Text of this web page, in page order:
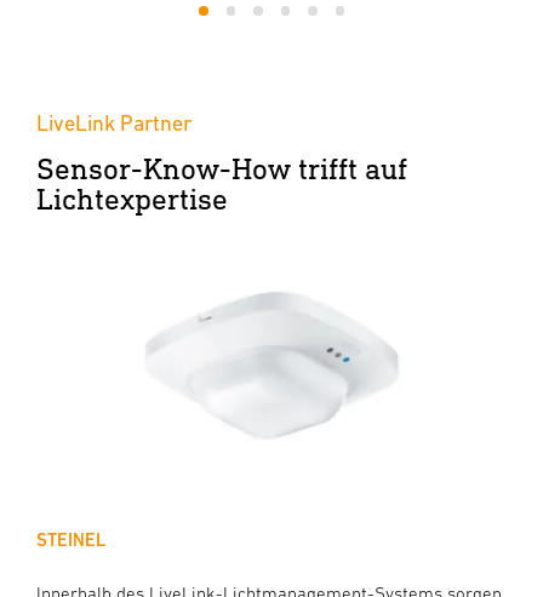
1 3 5
LiveLink Partner
Sensor-Know-How trifft auf
Lichtexpertise
STEINEL
Innerhalb des LiveLink-Lichtmanagement-Systems sorgen